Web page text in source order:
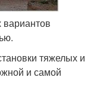
вариантов
тяжелых и
и самой